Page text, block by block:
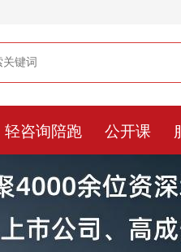
轻咨询陪跑 公开课